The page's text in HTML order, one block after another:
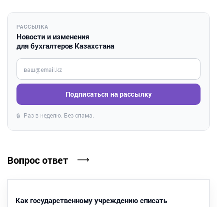
РАССЫЛКА
Новости и изменения
для бухгалтеров Казахстана
Введите ваш e-mail
Подписаться на рассылку
🔒 Раз в неделю. Без спама.
Вопрос ответ
Как государственному учреждению списать